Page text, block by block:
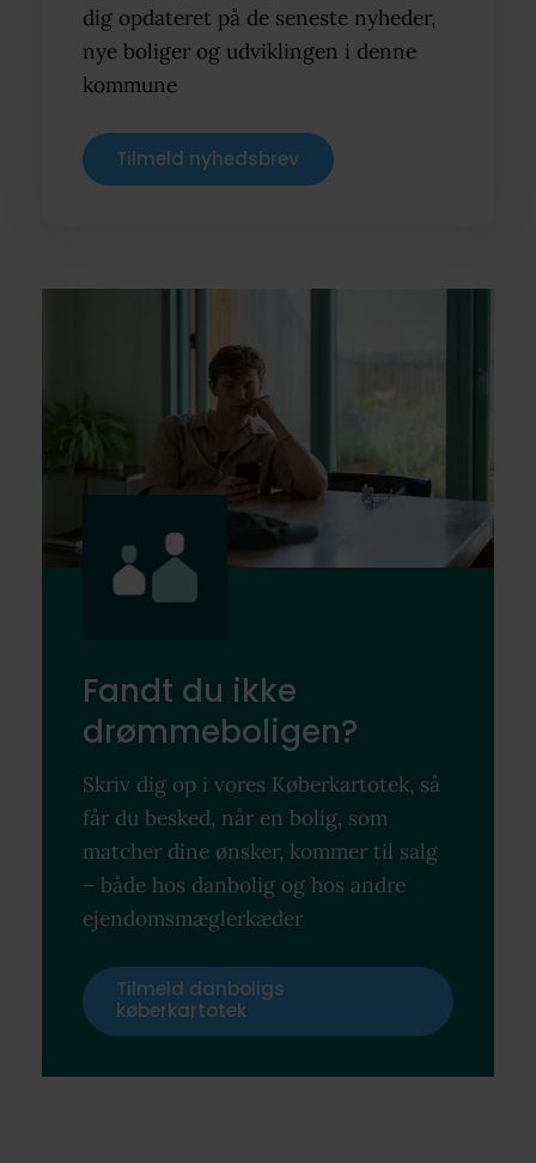
dig opdateret på de seneste nyheder,
nye boliger og udviklingen i denne
kommune
Tilmeld nyhedsbrev
Fandt du ikke
drømmeboligen?
Skriv dig op i vores Køberkartotek, så
får du besked, når en bolig, som
matcher dine ønsker, kommer til salg
– både hos danbolig og hos andre
ejendomsmæglerkæder
Tilmeld danboligs
køberkartotek